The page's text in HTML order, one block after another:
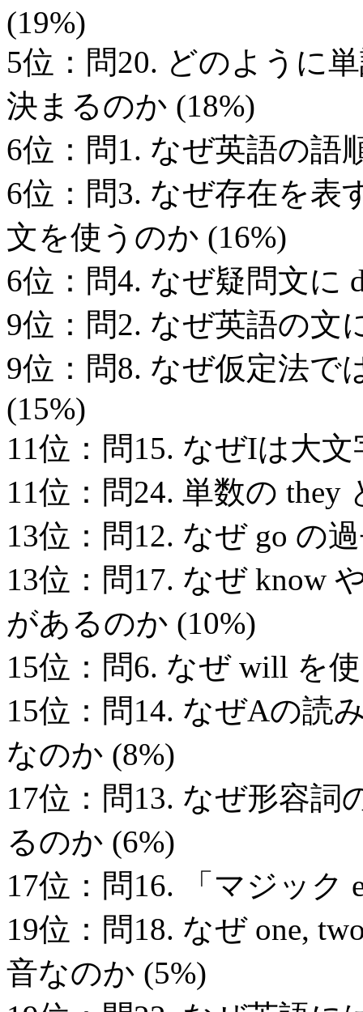
(19%)
5位：問20. どのように
決まるのか (18%)
6位：問1. なぜ英語の語
6位：問3. なぜ存在を表
文を使うのか (16%)
6位：問4. なぜ疑問文に
9位：問2. なぜ英語の文
9位：問8. なぜ仮定法で
(15%)
11位：問15. なぜIは大
11位：問24. 単数の they
13位：問12. なぜ go の
13位：問17. なぜ know
があるのか (10%)
15位：問6. なぜ will を
15位：問14. なぜAの読
なのか (8%)
17位：問13. なぜ形容詞
るのか (6%)
17位：問16. 「マジック
19位：問18. なぜ one,
音なのか (5%)